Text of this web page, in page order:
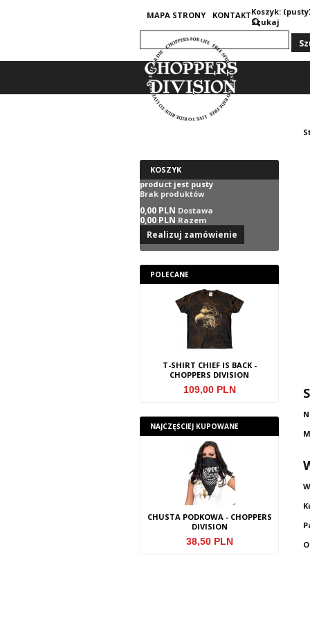
MAPA STRONY KONTAKTKoszyk:
Szukaj
KOSZYK
product jest pusty
Brak produktów
0,00 PLN Dostawa
0,00 PLN Razem
Realizuj zamówienie
POLECANE
T-SHIRT CHIEF IS BACK -
CHOPPERS DIVISION
109,00 PLN
NAJCZĘŚCIEJ KUPOWANE
CHUSTA PODKOWA - CHOPPERS
DIVISION
38,50 PLN
T-SHIRT